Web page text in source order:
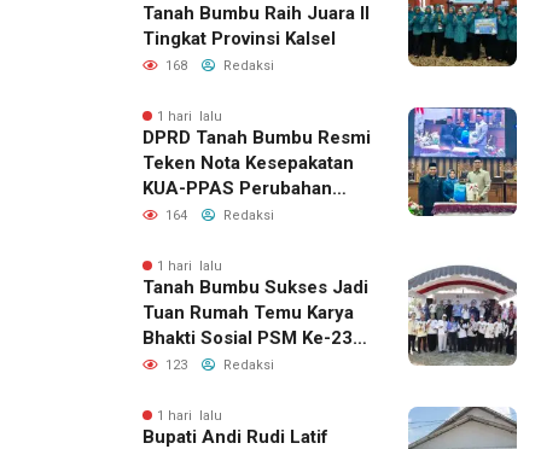
Tanah Bumbu Raih Juara II
Tingkat Provinsi Kalsel
168 Redaksi
1 hari lalu
DPRD Tanah Bumbu Resmi
Teken Nota Kesepakatan
KUA-PPAS Perubahan
APBD 2026
164 Redaksi
1 hari lalu
Tanah Bumbu Sukses Jadi
Tuan Rumah Temu Karya
Bhakti Sosial PSM Ke-23
Kalimantan Selatan
123 Redaksi
1 hari lalu
Bupati Andi Rudi Latif